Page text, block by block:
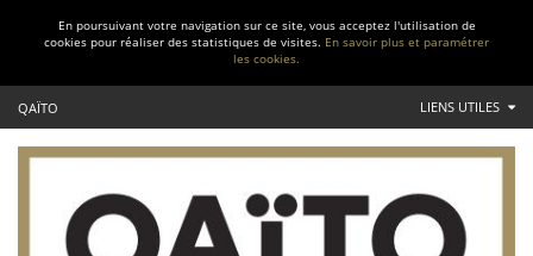
En poursuivant votre navigation sur ce site, vous acceptez l'utilisation de
cookies pour réaliser des statistiques de visites. En savoir plus et paramétrer
les cookies.
QAÏTO LIENS UTILES